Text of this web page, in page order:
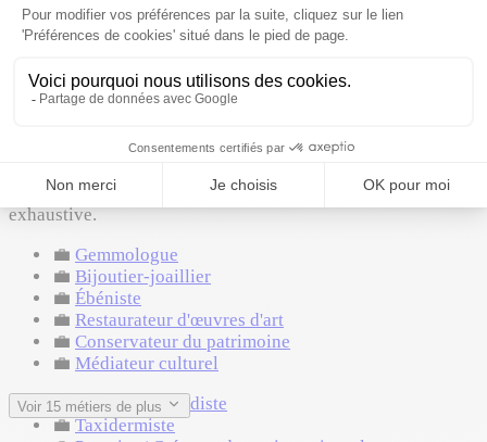
Formations requises en entrée
BTS PI (Professions immobilières)
BUT GEA
BTS NRC
Où ça mène
Cette formation peut mener à ces métiers. Liste non
exhaustive.
💼 Gemmologue
💼 Bijoutier-joaillier
💼 Ébéniste
💼 Restaurateur d'œuvres d'art
💼 Conservateur du patrimoine
💼 Médiateur culturel
💼 Chapelier / Modiste
💼 Taxidermiste
Voir 15 métiers de plus